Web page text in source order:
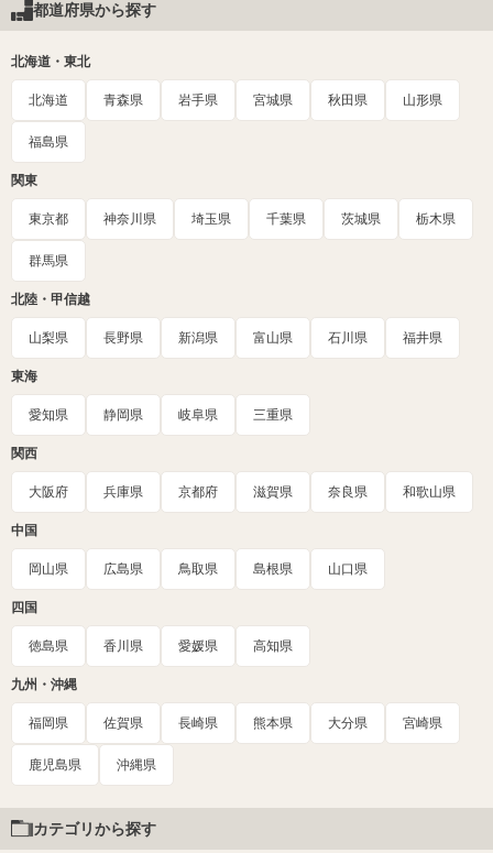
都道府県から探す
北海道・東北
北海道 青森県 岩手県 宮城県 秋田県 山形県
福島県
関東
東京都 神奈川県 埼玉県 千葉県 茨城県 栃木県
群馬県
北陸・甲信越
山梨県 長野県 新潟県 富山県 石川県 福井県
東海
愛知県 静岡県 岐阜県 三重県
関西
大阪府 兵庫県 京都府 滋賀県 奈良県 和歌山県
中国
岡山県 広島県 鳥取県 島根県 山口県
四国
徳島県 香川県 愛媛県 高知県
九州・沖縄
福岡県 佐賀県 長崎県 熊本県 大分県 宮崎県
鹿児島県 沖縄県
カテゴリから探す